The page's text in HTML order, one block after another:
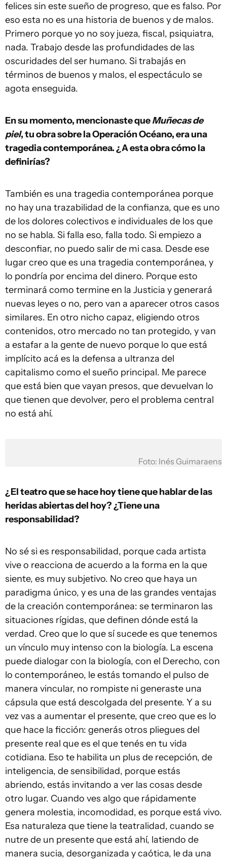
felices sin este sueño de progreso, que es falso. Por
eso esta no es una historia de buenos y de malos.
Primero porque yo no soy jueza, fiscal, psiquiatra,
nada. Trabajo desde las profundidades de las
oscuridades del ser humano. Si trabajás en
términos de buenos y malos, el espectáculo se
agota enseguida.
En su momento, mencionaste queMuñecas de
piel, tu obra sobre la Operación Océano, era una
tragedia contemporánea. ¿A esta obra cómo la
definirías?
También es una tragedia contemporánea porque
no hay una trazabilidad de la confianza, que es uno
de los dolores colectivos e individuales de los que
no se habla. Si falla eso, falla todo. Si empiezo a
desconfiar, no puedo salir de mi casa. Desde ese
lugar creo que es una tragedia contemporánea, y
lo pondría por encima del dinero. Porque esto
terminará como termine en la Justicia y generará
nuevas leyes o no, pero van a aparecer otros casos
similares. En otro nicho capaz, eligiendo otros
contenidos, otro mercado no tan protegido, y van
a estafar a la gente de nuevo porque lo que está
implícito acá es la defensa a ultranza del
capitalismo como el sueño principal. Me parece
que está bien que vayan presos, que devuelvan lo
que tienen que devolver, pero el problema central
no está ahí.
Foto: Inés Guimaraens
¿El teatro que se hace hoy tiene que hablar de las
heridas abiertas del hoy? ¿Tiene una
responsabilidad?
No sé si es responsabilidad, porque cada artista
vive o reacciona de acuerdo a la forma en la que
siente, es muy subjetivo. No creo que haya un
paradigma único, y es una de las grandes ventajas
de la creación contemporánea: se terminaron las
situaciones rígidas, que definen dónde está la
verdad. Creo que lo que sí sucede es que tenemos
un vínculo muy intenso con la biología. La escena
puede dialogar con la biología, con el Derecho, con
lo contemporáneo, le estás tomando el pulso de
manera vincular, no rompiste ni generaste una
cápsula que está descolgada del presente. Y a su
vez vas a aumentar el presente, que creo que es lo
que hace la ficción: generás otros pliegues del
presente real que es el que tenés en tu vida
cotidiana. Eso te habilita un plus de recepción, de
inteligencia, de sensibilidad, porque estás
abriendo, estás invitando a ver las cosas desde
otro lugar. Cuando ves algo que rápidamente
genera molestia, incomodidad, es porque está vivo.
Esa naturaleza que tiene la teatralidad, cuando se
nutre de un presente que está ahí, latiendo de
manera sucia, desorganizada y caótica, le da una